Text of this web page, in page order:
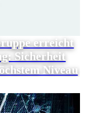
erreicht
Sicherheit
Niveau